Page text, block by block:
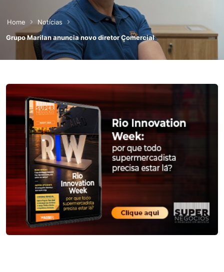
Home
Notícias
Grupo Marilan anuncia novo diretor Comercial